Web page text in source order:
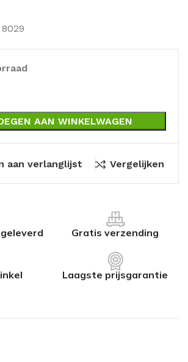
8029
AAN WINKELWAGEN
aan verlanglijst Vergelijken
Gratis verzending
Laagste prijsgarantie